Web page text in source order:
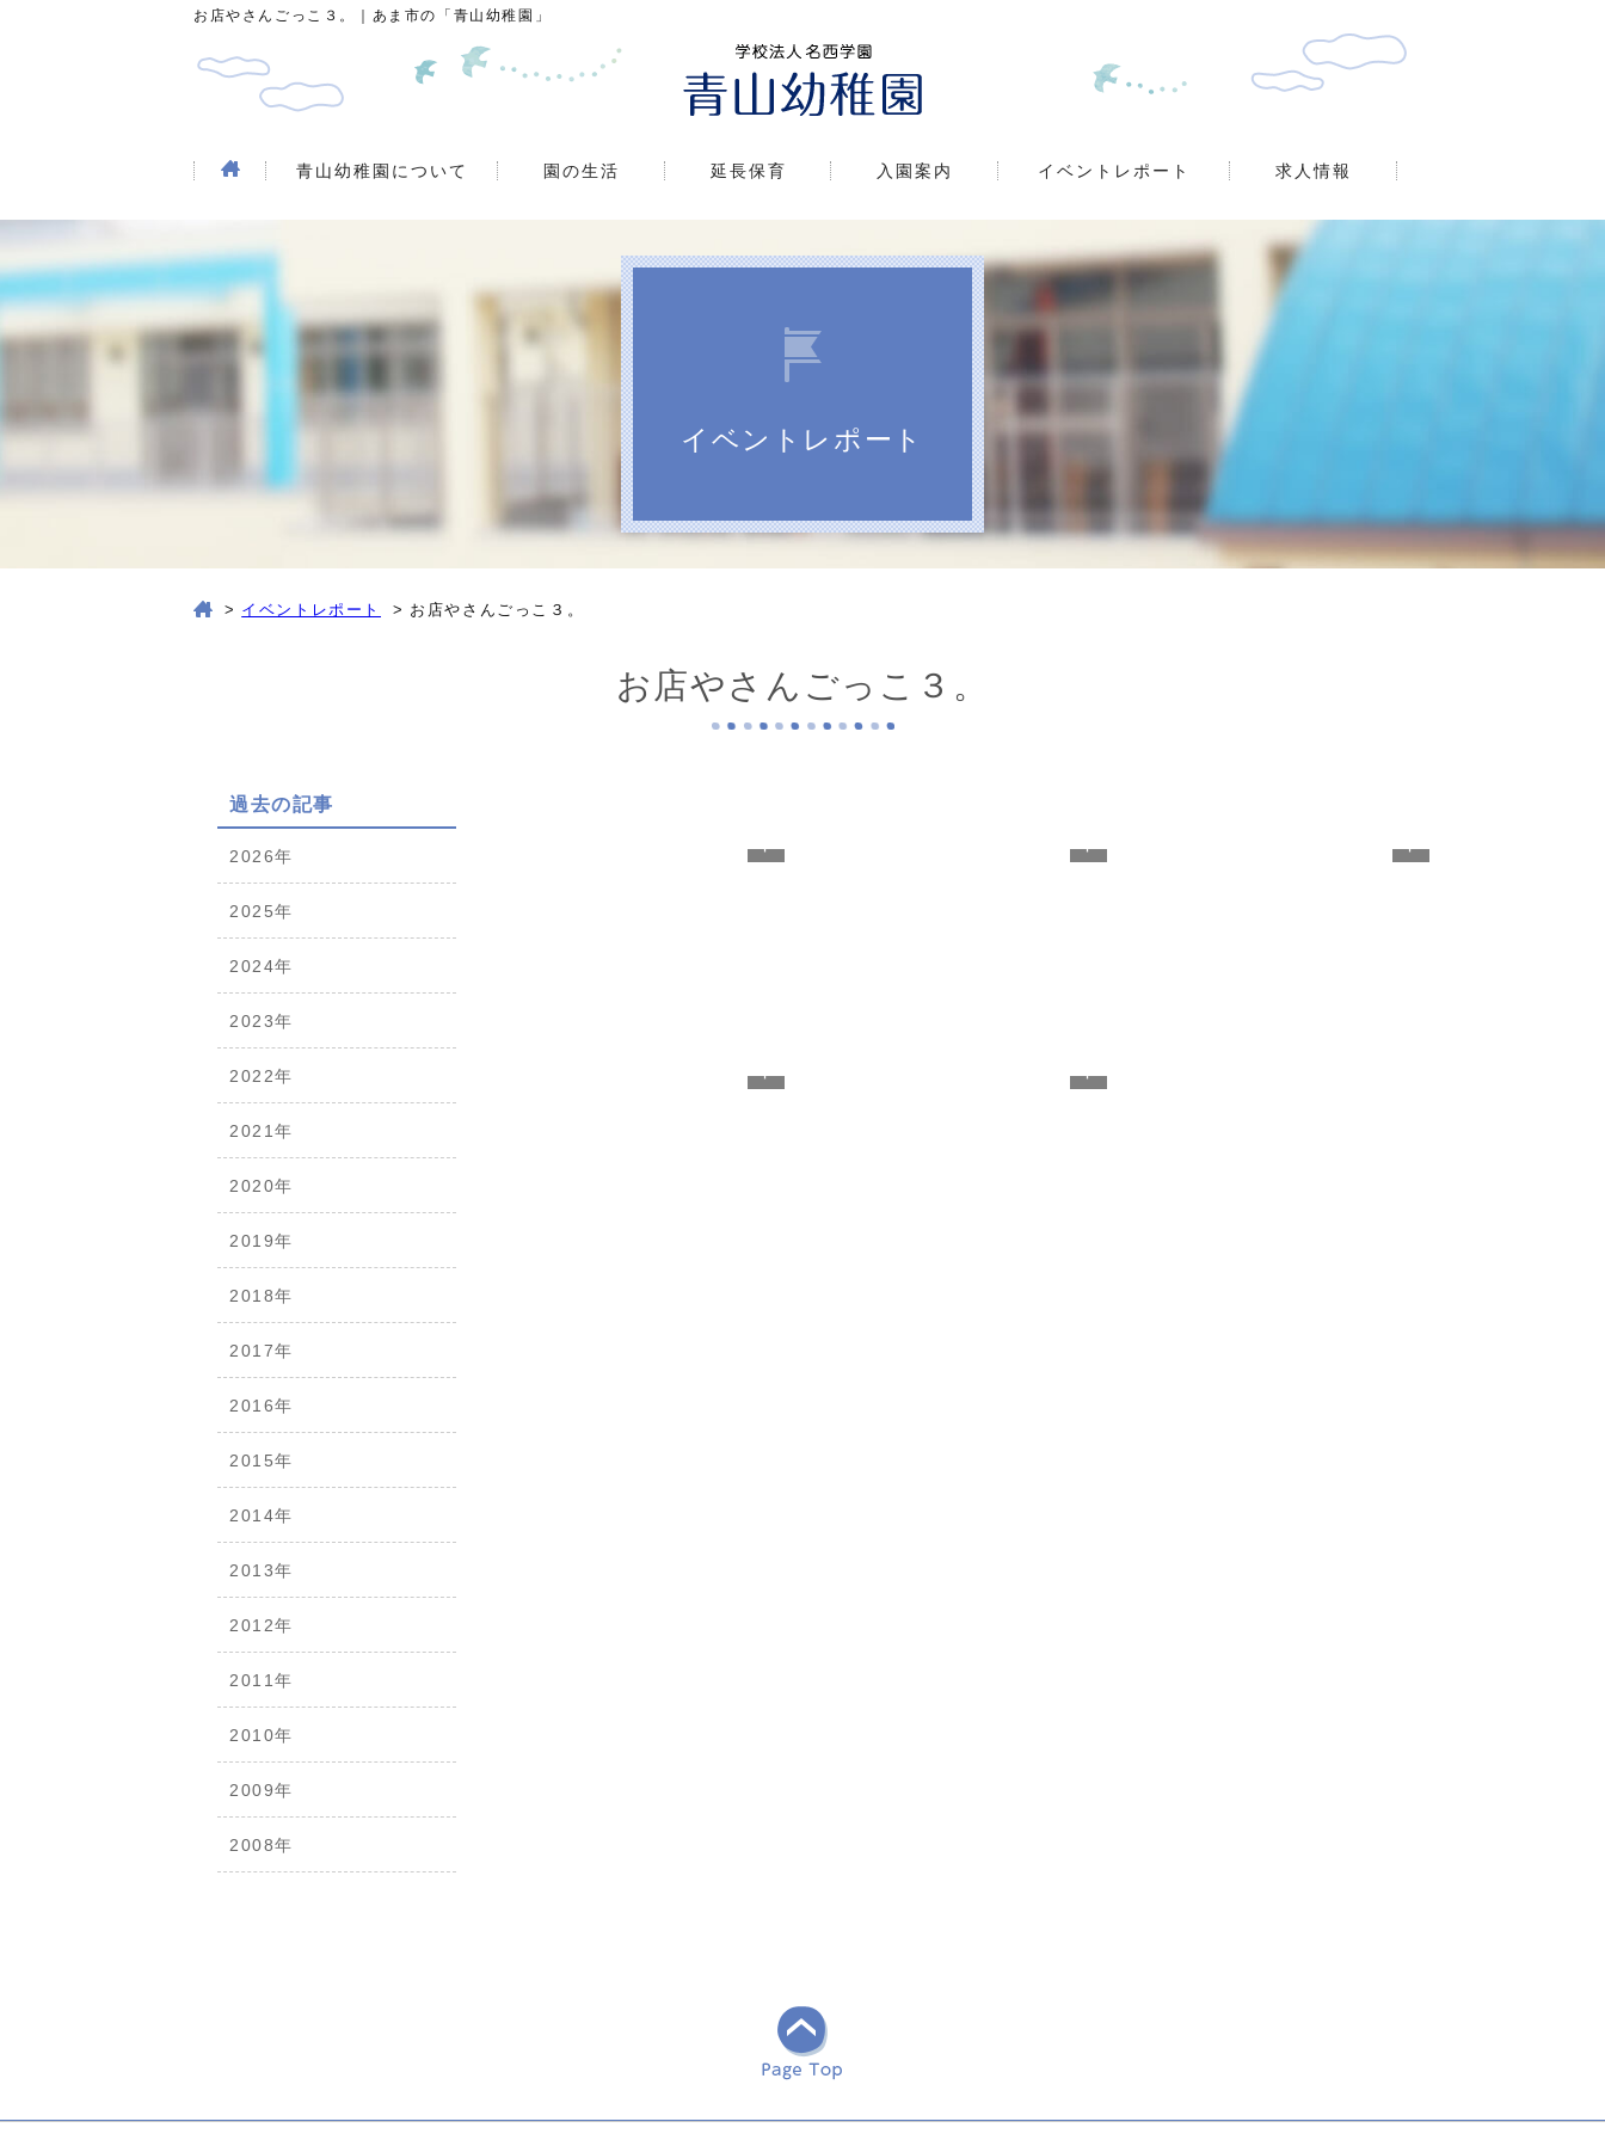
お店やさんごっこ３。｜あま市の「青山幼稚園」
青山幼稚園について 園の生活 延長保育 入園案内 イベントレポート 求人情報
イベントレポート
> イベントレポート > お店やさんごっこ３。
お店やさんごっこ３。
過去の記事
2026年
2025年
2024年
2023年
2022年
2021年
2020年
2019年
2018年
2017年
2016年
2015年
2014年
2013年
2012年
2011年
2010年
2009年
2008年